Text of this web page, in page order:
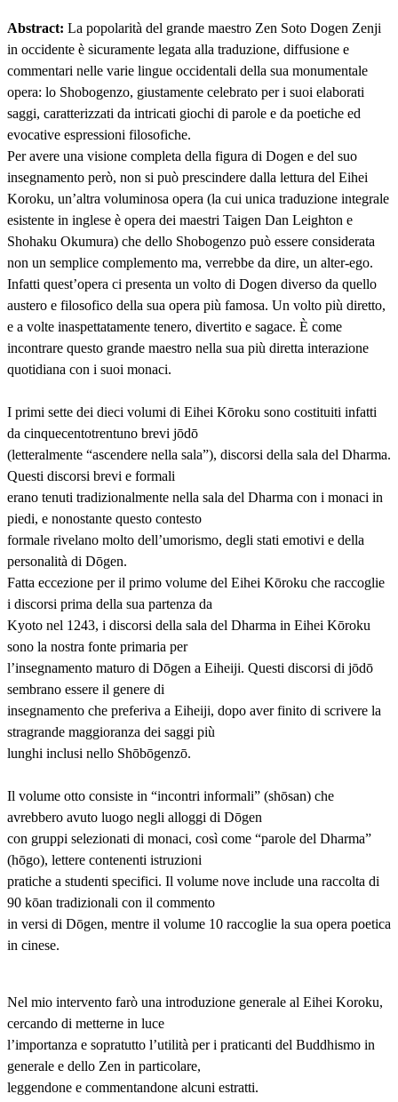
Abstract: La popolarità del grande maestro Zen Soto Dogen Zenji
in occidente è sicuramente legata alla traduzione, diffusione e
commentari nelle varie lingue occidentali della sua monumentale
opera: lo Shobogenzo, giustamente celebrato per i suoi elaborati
saggi, caratterizzati da intricati giochi di parole e da poetiche ed
evocative espressioni filosofiche.
Per avere una visione completa della figura di Dogen e del suo
insegnamento però, non si può prescindere dalla lettura del Eihei
Koroku, un’altra voluminosa opera (la cui unica traduzione integrale
esistente in inglese è opera dei maestri Taigen Dan Leighton e
Shohaku Okumura) che dello Shobogenzo può essere considerata
non un semplice complemento ma, verrebbe da dire, un alter-ego.
Infatti quest’opera ci presenta un volto di Dogen diverso da quello
austero e filosofico della sua opera più famosa. Un volto più diretto,
e a volte inaspettatamente tenero, divertito e sagace. È come
incontrare questo grande maestro nella sua più diretta interazione
quotidiana con i suoi monaci.
I primi sette dei dieci volumi di Eihei Kōroku sono costituiti infatti
da cinquecentotrentuno brevi jōdō
(letteralmente “ascendere nella sala”), discorsi della sala del Dharma.
Questi discorsi brevi e formali
erano tenuti tradizionalmente nella sala del Dharma con i monaci in
piedi, e nonostante questo contesto
formale rivelano molto dell’umorismo, degli stati emotivi e della
personalità di Dōgen.
Fatta eccezione per il primo volume del Eihei Kōroku che raccoglie
i discorsi prima della sua partenza da
Kyoto nel 1243, i discorsi della sala del Dharma in Eihei Kōroku
sono la nostra fonte primaria per
l’insegnamento maturo di Dōgen a Eiheiji. Questi discorsi di jōdō
sembrano essere il genere di
insegnamento che preferiva a Eiheiji, dopo aver finito di scrivere la
stragrande maggioranza dei saggi più
lunghi inclusi nello Shōbōgenzō.
Il volume otto consiste in “incontri informali” (shōsan) che
avrebbero avuto luogo negli alloggi di Dōgen
con gruppi selezionati di monaci, così come “parole del Dharma”
(hōgo), lettere contenenti istruzioni
pratiche a studenti specifici. Il volume nove include una raccolta di
90 kōan tradizionali con il commento
in versi di Dōgen, mentre il volume 10 raccoglie la sua opera poetica
in cinese.
Nel mio intervento farò una introduzione generale al Eihei Koroku,
cercando di metterne in luce
l’importanza e sopratutto l’utilità per i praticanti del Buddhismo in
generale e dello Zen in particolare,
leggendone e commentandone alcuni estratti.